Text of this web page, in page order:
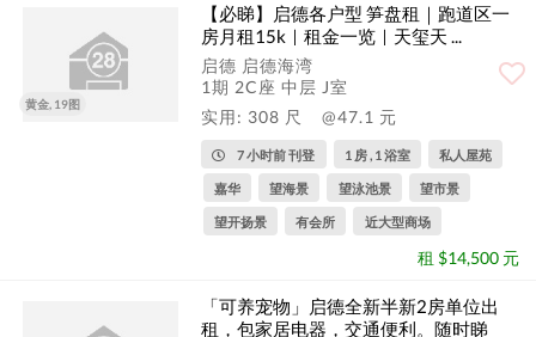
黄金, 19图
【必睇】启德各户型 笋盘租｜跑道区一
房月租15k｜租金一览｜天玺天 ...
启德 启德海湾
1期 2C座 中层 J室
实用: 308 尺
@47.1 元
7 小时前 刊登 1 房 , 1 浴室 私人屋苑
嘉华 望海景 望泳池景 望市景
望开扬景 有会所 近大型商场
租 $14,500 元
「可养宠物」启德全新半新2房单位出
租，包家居电器，交通便利。随时睇